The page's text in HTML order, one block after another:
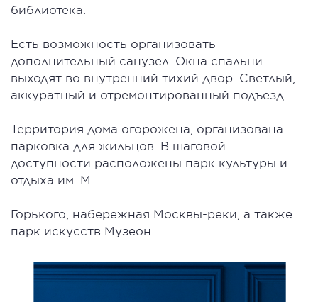
библиотека.
Есть возможность организовать
дополнительный санузел. Окна спальни
выходят во внутренний тихий двор. Светлый,
аккуратный и отремонтированный подъезд.
Территория дома огорожена, организована
парковка для жильцов. В шаговой
доступности расположены парк культуры и
отдыха им. М.
Горького, набережная Москвы-реки, а также
парк искусств Музеон.